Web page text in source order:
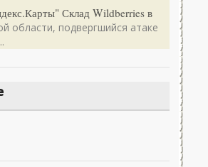
Склад Wildberries в
области, подвергшийся атаке